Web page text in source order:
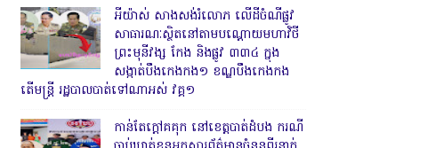
អីយ៉ាស់ សាងសង់រំលោភ លើដីចំណីផ្លូវ
សាធារណៈស្ថិតនៅតាមបណ្ដោយមហាវិថី
ព្រះមុនីវង្ស កែង និងផ្លូវ ៣៣៤ ក្នុង
សង្កាត់បឹងកេងកង១ ខណ្ឌបឹងកេងកង
តើមន្ត្រី រដ្ឋបាលបាត់ទៅណាអស់ វគ្គ១
កាន់តែក្តៅគគុក នៅខេត្តបាត់ដំបង ករណី